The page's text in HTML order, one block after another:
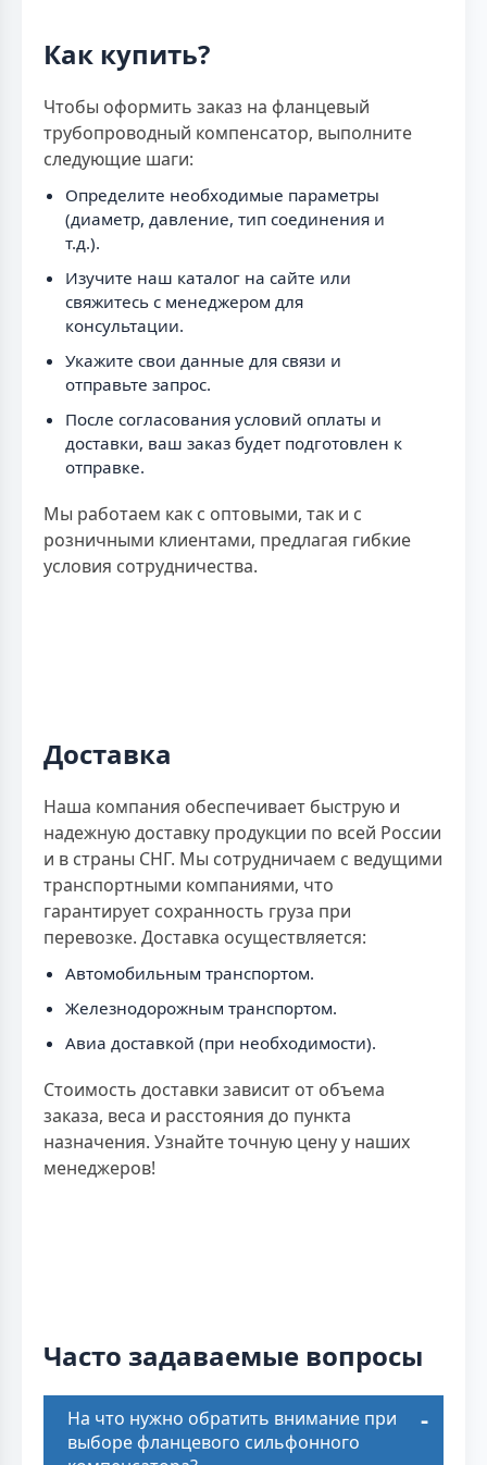
Как купить?
Чтобы оформить заказ на фланцевый
трубопроводный компенсатор, выполните
следующие шаги:
Определите необходимые параметры
(диаметр, давление, тип соединения и
т.д.).
Изучите наш каталог на сайте или
свяжитесь с менеджером для
консультации.
Укажите свои данные для связи и
отправьте запрос.
После согласования условий оплаты и
доставки, ваш заказ будет подготовлен к
отправке.
Мы работаем как с оптовыми, так и с
розничными клиентами, предлагая гибкие
условия сотрудничества.
Доставка
Наша компания обеспечивает быструю и
надежную доставку продукции по всей России
и в страны СНГ. Мы сотрудничаем с ведущими
транспортными компаниями, что
гарантирует сохранность груза при
перевозке. Доставка осуществляется:
Автомобильным транспортом.
Железнодорожным транспортом.
Авиа доставкой (при необходимости).
Стоимость доставки зависит от объема
заказа, веса и расстояния до пункта
назначения. Узнайте точную цену у наших
менеджеров!
Часто задаваемые вопросы
На что нужно обратить внимание при
выборе фланцевого сильфонного